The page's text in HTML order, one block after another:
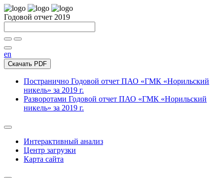
Годовой отчет 2019
en
Скачать PDF
Постранично Годовой отчет ПАО «ГМК «Норильский
никель» за 2019 г.
Разворотами Годовой отчет ПАО «ГМК «Норильский
никель» за 2019 г.
Интерактивный анализ
Центр загрузки
Карта сайта